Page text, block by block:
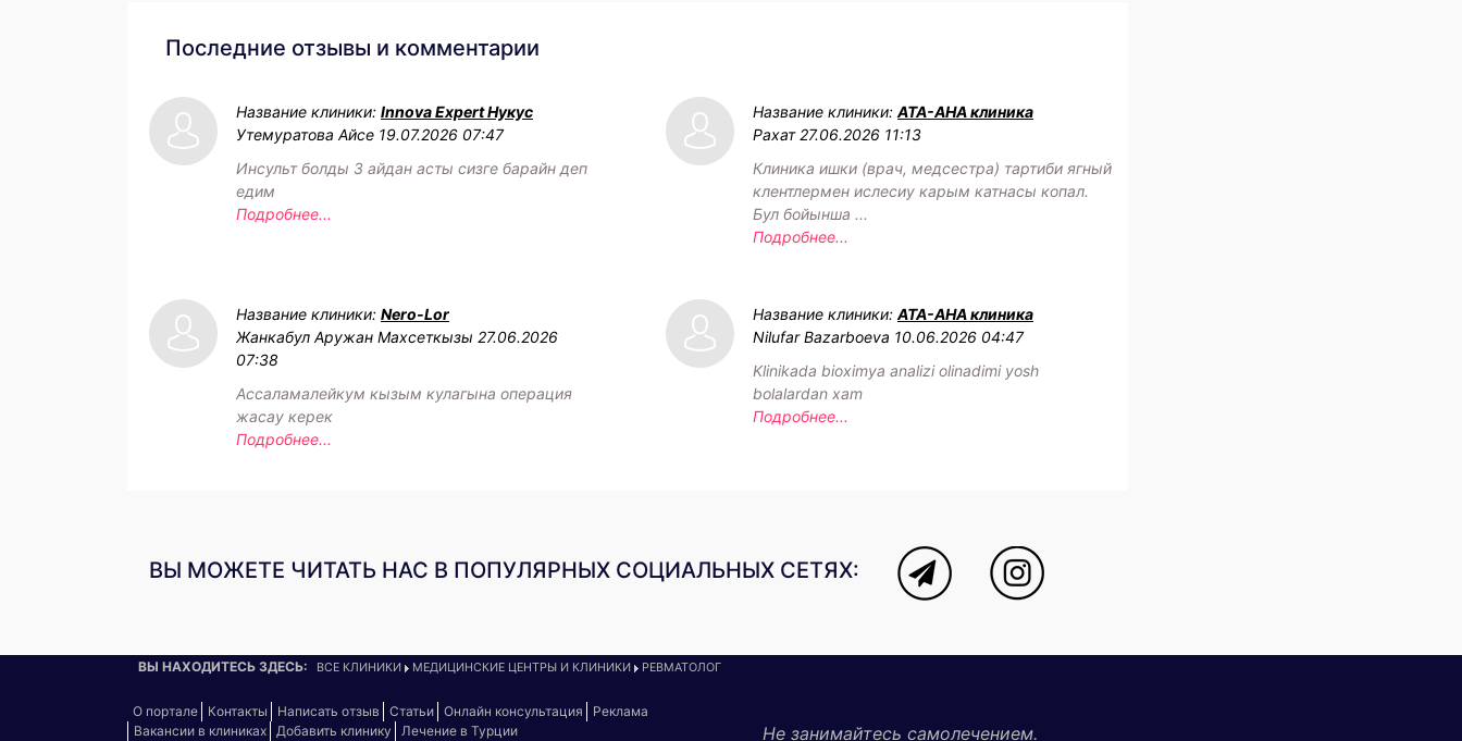
Последние отзывы и комментарии
Название клиники: Innova Expert Нукус
Утемуратова Айсе 19.07.2026 07:47
Инсульт болды 3 айдан асты сизге барайн деп
едим
Подробнее...
Название клиники: АТА-АНА клиника
Рахат 27.06.2026 11:13
Клиника ишки (врач, медсестра) тартиби ягный
клентлермен ислесиу карым катнасы копал.
Бул бойынша ...
Подробнее...
Название клиники: Nero-Lor
Жанкабул Аружан Махсеткызы 27.06.2026
07:38
Ассаламалейкум кызым кулагына операция
жасау керек
Подробнее...
Название клиники: АТА-АНА клиника
Nilufar Bazarboeva 10.06.2026 04:47
Klinikada bioximya analizi olinadimi yosh
bolalardan xam
Подробнее...
ВЫ МОЖЕТЕ ЧИТАТЬ НАС В ПОПУЛЯРНЫХ СОЦИАЛЬНЫХ СЕТЯХ:
ВЫ НАХОДИТЕСЬ ЗДЕСЬ: ВСЕ КЛИНИКИ МЕДИЦИНСКИЕ ЦЕНТРЫ И КЛИНИКИ РЕВМАТОЛОГ
О портале Контакты Написать отзыв Статьи Онлайн консультация
Реклама
Вакансии в клиниках Добавить клинику Лечение в Турции Не занимайтесь самолечением.